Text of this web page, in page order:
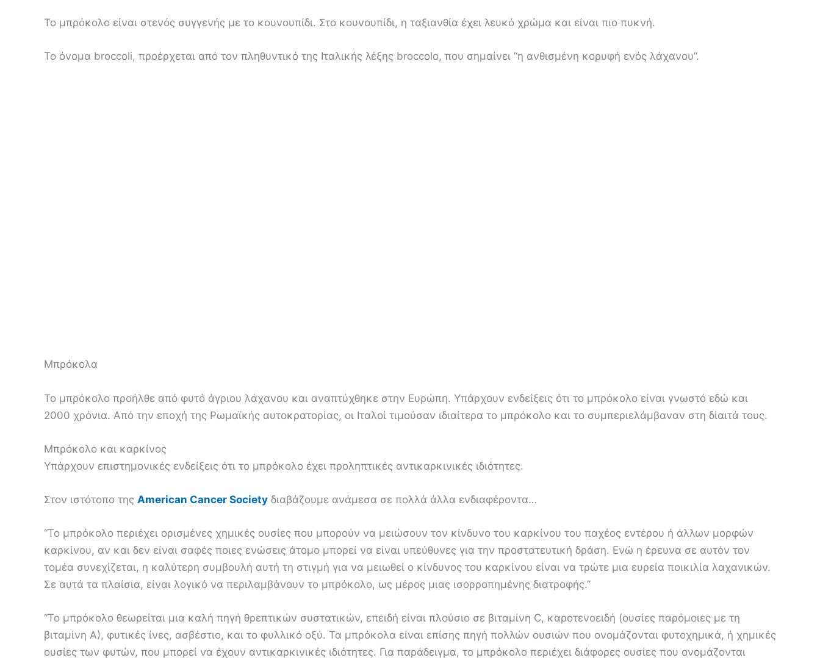
Το μπρόκολο είναι στενός συγγενής με το κουνουπίδι. Στο κουνουπίδι, η ταξιανθία έχει λευκό χρώμα και είναι πιο πυκνή.
Το όνομα broccoli, προέρχεται από τον πληθυντικό της Ιταλικής λέξης broccolo, που σημαίνει “η ανθισμένη κορυφή ενός λάχανου”.
Μπρόκολα
Το μπρόκολο προήλθε από φυτό άγριου λάχανου και αναπτύχθηκε στην Ευρώπη. Υπάρχουν ενδείξεις ότι το μπρόκολο είναι γνωστό εδώ και
2000 χρόνια. Από την εποχή της Ρωμαϊκής αυτοκρατορίας, οι Ιταλοί τιμούσαν ιδιαίτερα το μπρόκολο και το συμπεριελάμβαναν στη δίαιτά τους.
Μπρόκολο και καρκίνος
Υπάρχουν επιστημονικές ενδείξεις ότι το μπρόκολο έχει προληπτικές αντικαρκινικές ιδιότητες.
Στον ιστότοπο της American Cancer Society διαβάζουμε ανάμεσα σε πολλά άλλα ενδιαφέροντα…
“Το μπρόκολο περιέχει ορισμένες χημικές ουσίες που μπορούν να μειώσουν τον κίνδυνο του καρκίνου του παχέος εντέρου ή άλλων μορφών
καρκίνου, αν και δεν είναι σαφές ποιες ενώσεις άτομο μπορεί να είναι υπεύθυνες για την προστατευτική δράση. Ενώ η έρευνα σε αυτόν τον
τομέα συνεχίζεται, η καλύτερη συμβουλή αυτή τη στιγμή για να μειωθεί ο κίνδυνος του καρκίνου είναι να τρώτε μια ευρεία ποικιλία λαχανικών.
Σε αυτά τα πλαίσια, είναι λογικό να περιλαμβάνουν το μπρόκολο, ως μέρος μιας ισορροπημένης διατροφής.”
“Το μπρόκολο θεωρείται μια καλή πηγή θρεπτικών συστατικών, επειδή είναι πλούσιο σε βιταμίνη C, καροτενοειδή (ουσίες παρόμοιες με τη
βιταμίνη Α), φυτικές ίνες, ασβέστιο, και το φυλλικό οξύ. Τα μπρόκολα είναι επίσης πηγή πολλών ουσιών που ονομάζονται φυτοχημικά, ή χημικές
ουσίες των φυτών, που μπορεί να έχουν αντικαρκινικές ιδιότητες. Για παράδειγμα, το μπρόκολο περιέχει διάφορες ουσίες που ονομάζονται